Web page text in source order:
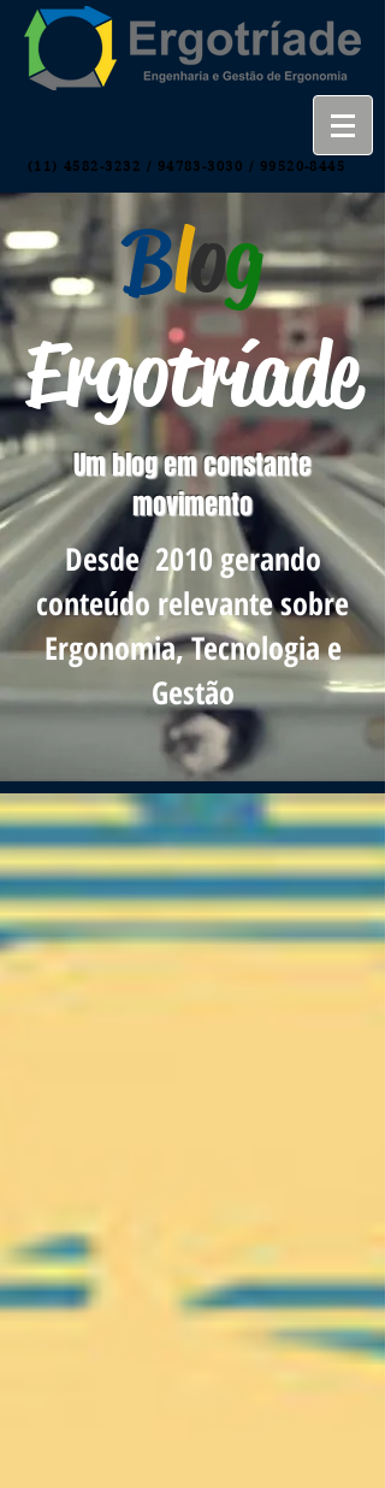
(11) 4582-3232 / 94783-3030 / 99520-8445
Blog
Ergotríade
Um blog em constante
movimento
Desde 2010 gerando
conteúdo relevante sobre
Ergonomia, Tecnologia e
Gestão